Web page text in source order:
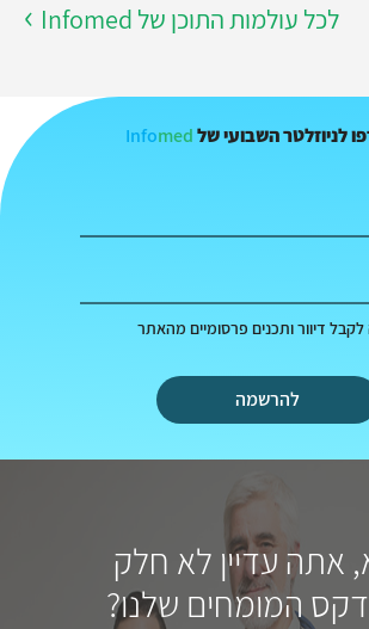
לכל עולמות התוכן של Infomed
לניוזלטר השבועי של Infomed
להרשמה
לקבל דיוור ותכנים פרסומיים מהאתר
אתה עדיין לא חלק
המומחים שלנו?